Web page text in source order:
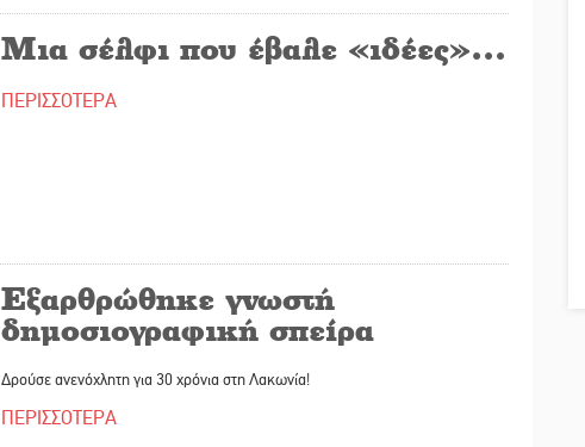
Μια σέλφι που έβαλε «ιδέες»…
ΠΕΡΙΣΣΟΤΕΡΑ
Εξαρθρώθηκε γνωστή
δημοσιογραφική σπείρα
Δρούσε ανενόχλητη για 30 χρόνια στη Λακωνία!
ΠΕΡΙΣΣΟΤΕΡΑ